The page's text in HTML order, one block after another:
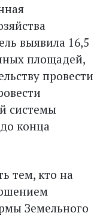
выявила 16,5
площадей,
провести
системы
конца
тем, кто на
Земельного